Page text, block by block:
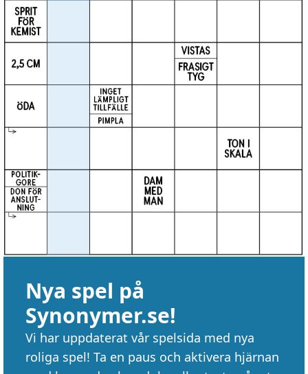
Nya spel på
Synonymer.se!
Vi har uppdaterat vår spelsida med nya
roliga spel! Ta en paus och aktivera hjärnan